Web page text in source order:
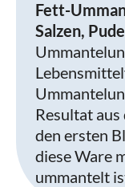
Fett-
Salzen,
Resultat aus
den ersten
diese Ware
ummantelt